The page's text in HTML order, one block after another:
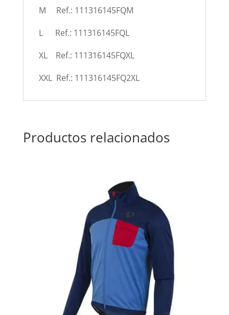
M Ref.: 111316145FQM
L Ref.: 111316145FQL
XL Ref.: 111316145FQXL
XXL Ref.: 111316145FQ2XL
Productos relacionados